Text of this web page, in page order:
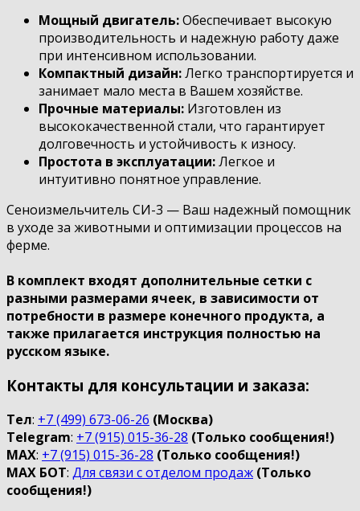
Мощный двигатель:Обеспечивает высокую
производительность и надежную работу даже
при интенсивном использовании.
Компактный дизайн:Легко транспортируется и
занимает мало места в Вашем хозяйстве.
Прочные материалы: Изготовлен из
высококачественной стали, что гарантирует
долговечность и устойчивость к износу.
Простота в эксплуатации:Легкое и
интуитивно понятное управление.
Сеноизмельчитель СИ-3 — Ваш надежный помощник
в уходе за животными и оптимизации процессов на
ферме.
В комплект входят дополнительные сетки с
разными размерами ячеек, в зависимости от
потребности в размере конечного продукта, а
также прилагается инструкция полностью на
русском языке.
Контакты для консультации и заказа:
Тел: +7 (499) 673-06-26 (Москва)
Telegram: +7 (915) 015-36-28 (Только сообщения!)
МАХ: +7 (915) 015-36-28 (Только сообщения!)
МАХ БOT: Для связи с отделом продаж (Только
сообщения!)